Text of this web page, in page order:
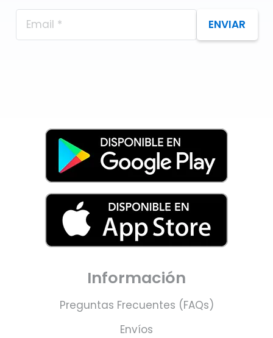
ENVIAR
Información
Preguntas Frecuentes (FAQs)
Envíos